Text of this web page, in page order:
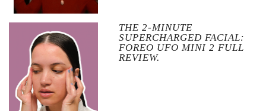
THE 2-MINUTE
SUPERCHARGED FACIAL:
FOREO UFO MINI 2 FULL
REVIEW.